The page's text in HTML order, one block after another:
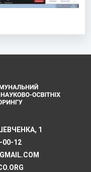
1
00-12